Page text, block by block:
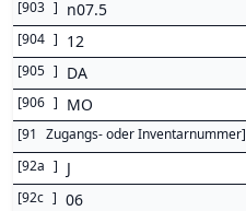
[903 ] n07.5
[904 ] 12
[905 ] DA
[906 ] MO
[91 Zugangs- oder Inventarnummer]
[92a ] J
[92c ] 06